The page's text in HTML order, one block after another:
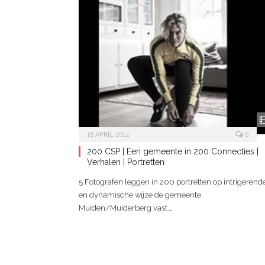
18 APRIL 2014 0
200 CSP | Een gemeente in 200 Connecties |
Verhalen | Portretten
5 Fotografen leggen in 200 portretten op
en dynamische wijze de gemeente
Muiden/Muiderberg vast.…